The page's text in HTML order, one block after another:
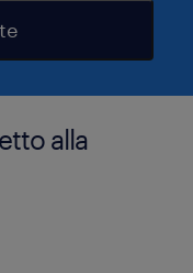
alla